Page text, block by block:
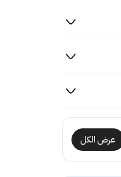
عرض الكل